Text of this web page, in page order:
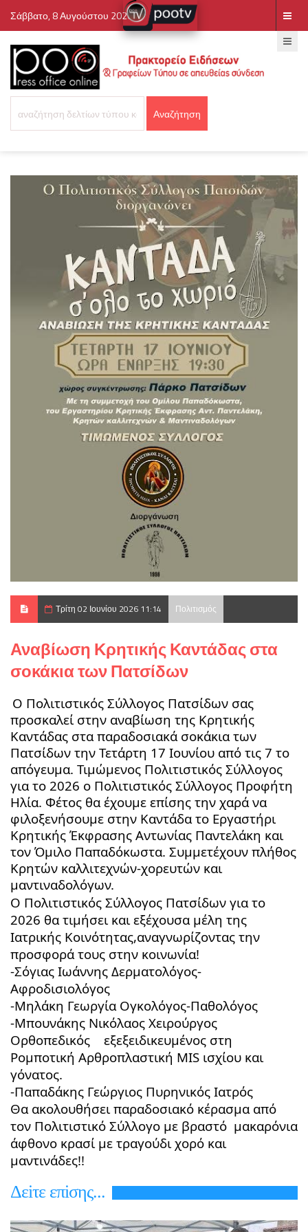
Σάββατο, 8 Αυγούστου 2026
Τρίτη 02 Ιουνίου 2026 11:14 Πολιτισμός
Αναβίωση Κρητικής Καντάδας στα
σοκάκια των Πατσίδων
Ο Πολιτιστικός Σύλλογος Πατσίδων σας
προσκαλεί στην αναβίωση της Κρητικής
Καντάδας στα παραδοσιακά σοκάκια των
Πατσίδων την Τετάρτη 17 Ιουνίου από τις 7 το
απόγευμα. Τιμώμενος Πολιτιστικός Σύλλογος
για το 2026 ο Πολιτιστικός Σύλλογος Προφήτη
Ηλία. Φέτος θα έχουμε επίσης την χαρά να
φιλοξενήσουμε στην Καντάδα το Εργαστήρι
Κρητικής Έκφρασης Αντωνίας Παντελάκη και
τον Όμιλο Παπαδόκωστα. Συμμετέχουν πλήθος
Κρητών καλλιτεχνών-χορευτών και
μαντιναδολόγων.
Ο Πολιτιστικός Σύλλογος Πατσίδων για το
2026 θα τιμήσει και εξέχουσα μέλη της
Ιατρικής Κοινότητας,αναγνωρίζοντας την
προσφορά τους στην κοινωνία!
-Σόγιας Ιωάννης Δερματολόγος-
Αφροδισιολόγος
-Μηλάκη Γεωργία Ογκολόγος-Παθολόγος
-Μπουνάκης Νικόλαος Χειρούργος
Ορθοπεδικός εξεξειδικευμένος στη
Ρομποτική Αρθροπλαστική MIS ισχίου και
γόνατος.
-Παπαδάκης Γεώργιος Πυρηνικός Ιατρός
Θα ακολουθήσει παραδοσιακό κέρασμα από
τον Πολιτιστικό Σύλλογο με βραστό μακαρόνια
άφθονο κρασί με τραγούδι χορό και
μαντινάδες!!
Δεiτε επiσης...